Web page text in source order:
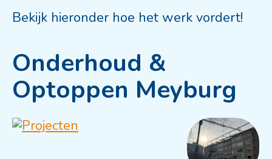
Bekijk hieronder hoe het werk vordert!
Onderhoud &
Optoppen Meyburg